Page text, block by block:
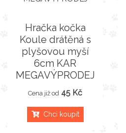
Hračka kočka
Koule drátěná s
plyšovou myší
6cm KAR
MEGAVÝPRODEJ
Cena již od 45 Kč
Chci koupit